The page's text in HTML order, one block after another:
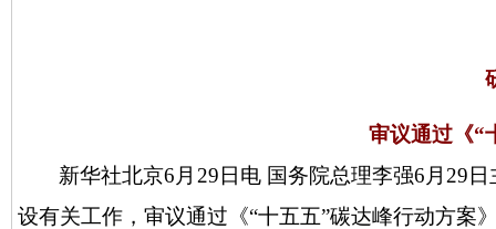
审议通过《“
新华社北京6月29日电 国务院总理李强6月29
设有关工作，审议通过《“十五五”碳达峰行动方案